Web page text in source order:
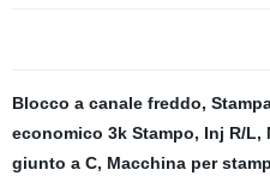
Blocco a canale freddo,
economico 3k Stampo, Inj R/L,
giunto a C, Macchina per